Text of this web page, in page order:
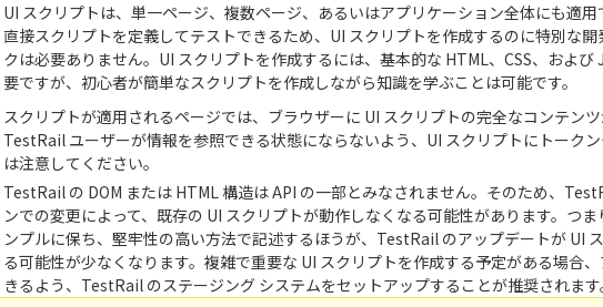
UI スクリプトは、単一ページ、複数ページ、あるいはアプリケーション全体にも適
直接スクリプトを定義してテストできるため、UI スクリプトを作成するのに特別な
クは必要ありません。UI スクリプトを作成するには、基本的な HTML、CSS、およ
要ですが、初心者が簡単なスクリプトを作成しながら知識を学ぶことは可能です。
スクリプトが適用されるページでは、ブラウザーに UI スクリプトの完全なコンテンツ
TestRail ユーザーが情報を参照できる状態にならないよう、UI スクリプトにトーク
は注意してください。
TestRail の DOM または HTML 構造は API の一部とみなされません。そのため、
ンでの変更によって、既存の UI スクリプトが動作しなくなる可能性があります。つ
ンプルに保ち、堅牢性の高い方法で記述するほうが、TestRail のアップデートが UI
る可能性が少なくなります。複雑で重要な UI スクリプトを作成する予定がある場合
きるよう、TestRail のステージング システムをセットアップすることが推奨されます